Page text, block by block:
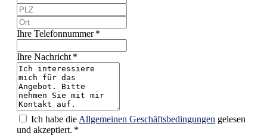
Ihre Telefonnummer *
Ihre Nachricht *
Ich habe die Allgemeinen Geschäftsbedingungen gelesen
und akzeptiert. *